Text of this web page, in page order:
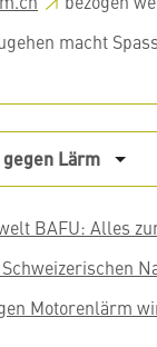
macht
Lärm
BAFU: Alles
Motorenlärm